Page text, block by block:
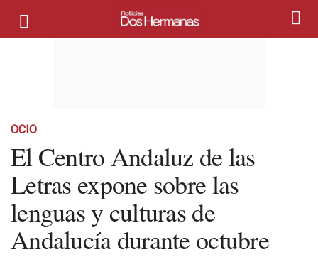
OCIO
El Centro Andaluz de las
Letras expone sobre las
lenguas y culturas de
Andalucía durante octubre